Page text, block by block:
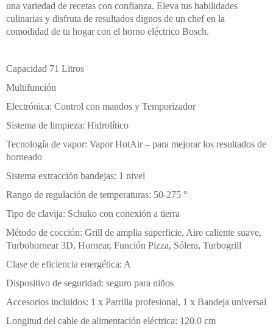
una variedad de recetas con confianza. Eleva tus habilidades
culinarias y disfruta de resultados dignos de un chef en la
comodidad de tu hogar con el horno eléctrico Bosch.
Capacidad 71 Litros
Multifunción
Electrónica: Control con mandos y Temporizador
Sistema de limpieza: Hidrolítico
Tecnología de vapor: Vapor HotAir – para mejorar los resultados de
horneado
Sistema extracción bandejas: 1 nivel
Rango de regulación de temperaturas: 50-275 °
Tipo de clavija: Schuko con conexión a tierra
Método de cocción: Grill de amplia superficie, Aire caliente suave,
Turbohornear 3D, Hornear, Función Pizza, Sólera, Turbogrill
Clase de eficiencia energética: A
Dispositivo de seguridad: seguro para niños
Accesorios incluidos: 1 x Parrilla profesional, 1 x Bandeja universal
Longitud del cable de alimentación eléctrica: 120.0 cm